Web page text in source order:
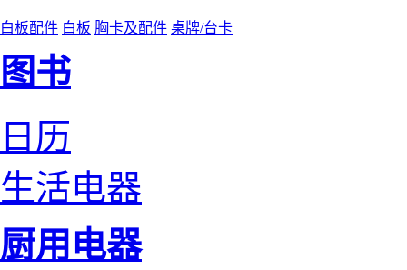
白板配件 白板 胸卡及配件 桌牌/台卡
图书
日历
生活电器
厨用电器